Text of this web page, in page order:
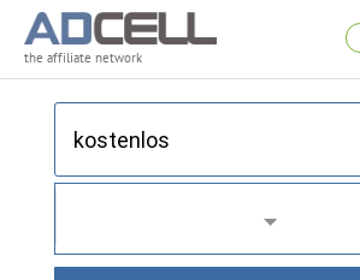
the affiliate network